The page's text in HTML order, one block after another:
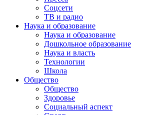
Соцсети
ТВ и радио
Наука и образование
Наука и образование
Дошкольное образование
Наука и власть
Технологии
Школа
Общество
Общество
Здоровье
Социальный аспект